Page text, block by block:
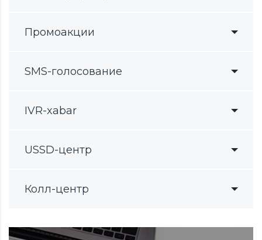
Промоакции
SMS-голосование
IVR-xabar
USSD-центр
Колл-центр